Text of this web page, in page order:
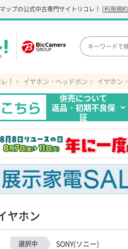
ップの公式中古専門サイト リコレ！ [利用規約
！ イヤホン・ヘッドホン イヤホン
併売について
返品・初期不良保
証
ヤホン
選択中 SONY(ソニー)